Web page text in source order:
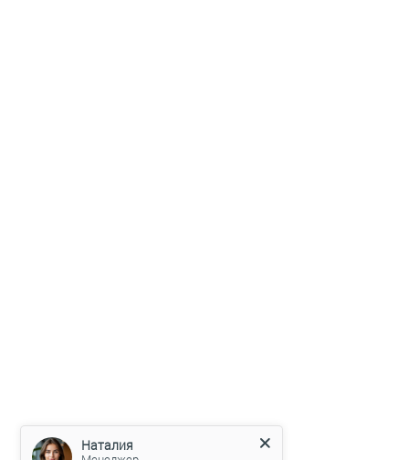
Наталия